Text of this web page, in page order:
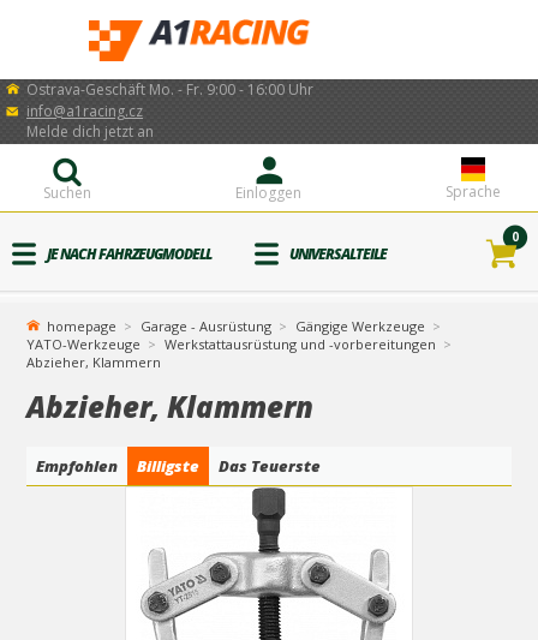
Ostrava-Geschäft Mo. - Fr. 9:00 - 16:00 Uhr
info@a1racing.cz
Sprache
Einloggen
Melde dich jetzt an
Suchen
JE NACH FAHRZEUGMODELL UNIVERSALTEILE
0
homepage Garage - Ausrüstung
Gängige Werkzeuge
YATO-Werkzeuge
Werkstattausrüstung und -vorbereitungen
Abzieher, Klammern
Abzieher, Klammern
Empfohlen Billigste Das Teuerste